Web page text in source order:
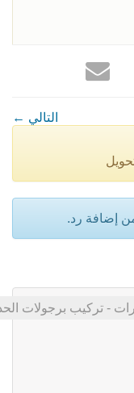
← التالي
إضافة رد.
الانواع المميزه باقل الاسعار الحديثة والمناسبه -